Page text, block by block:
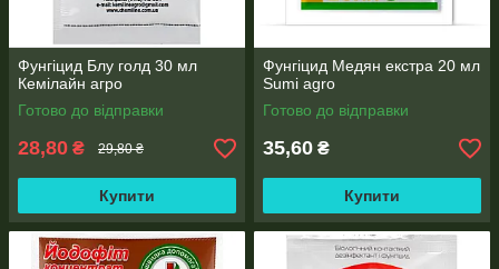
Фунгіцид Блу голд 30 мл
Кемілайн агро
Готово до відправки
28,80 ₴ 29,80 ₴
Купити
Фунгіцид Медян екстра 20 мл
Sumi agro
Готово до відправки
35,60 ₴
Купити